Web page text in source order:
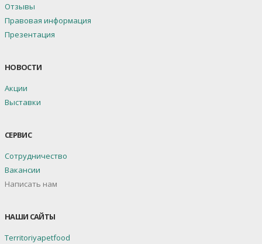
Отзывы
Правовая информация
Презентация
НОВОСТИ
Акции
Выставки
СЕРВИС
Сотрудничество
Вакансии
Написать нам
НАШИ САЙТЫ
Territoriyapetfood